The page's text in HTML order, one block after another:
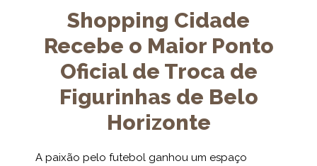
Shopping Cidade
Recebe o Maior Ponto
Oficial de Troca de
Figurinhas de Belo
Horizonte
A paixão pelo futebol ganhou um espaço